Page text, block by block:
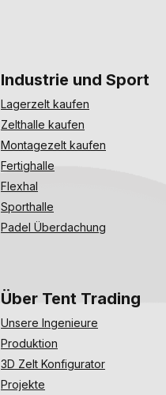
Industrie und Sport
Lagerzelt kaufen
Zelthalle kaufen
Montagezelt kaufen
Fertighalle
Flexhal
Sporthalle
Padel Überdachung
Über Tent Trading
Unsere Ingenieure
Produktion
3D Zelt Konfigurator
Projekte